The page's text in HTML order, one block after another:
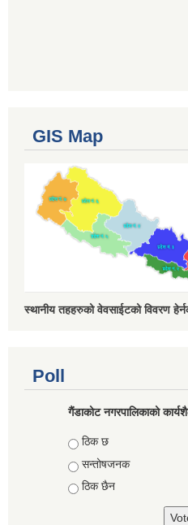
GIS Map
स्थानीय तहहरुको वेवसाईटको विवरण
Poll
गैंडाकोट नगरपालिकाको
Choices
ठिक छ
सन्तोषजनक
ठिक छैन